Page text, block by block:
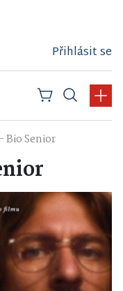
Přihlásit se
Bio Senior